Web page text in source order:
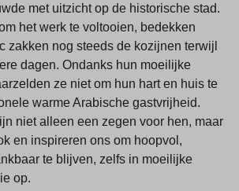
met uitzicht op de historische stad.
het werk te voltooien, bedekken
zakken nog steeds de kozijnen terwijl
dagen. Ondanks hun moeilijke
ze niet om hun hart en huis te
warme Arabische gastvrijheid.
niet alleen een zegen voor hen, maar
en inspireren ons om hoopvol,
te blijven, zelfs in moeilijke
op.